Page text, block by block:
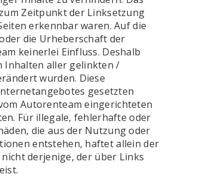
Zeitpunkt der Linksetzung
erkennbar waren. Auf die
die Urheberschaft der
keinerlei Einfluss. Deshalb
Inhalten aller gelinkten /
wurden. Diese
gesetzten
Autorenteam eingerichteten
Für illegale, fehlerhafte oder
die aus der Nutzung oder
entstehen, haftet allein der
derjenige, der über Links